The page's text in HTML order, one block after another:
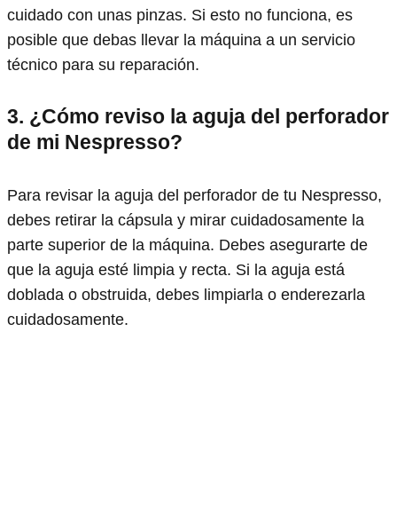
cuidado con unas pinzas. Si esto no funciona, es
posible que debas llevar la máquina a un servicio
técnico para su reparación.
3. ¿Cómo reviso la aguja del perforador
de mi Nespresso?
Para revisar la aguja del perforador de tu Nespresso,
debes retirar la cápsula y mirar cuidadosamente la
parte superior de la máquina. Debes asegurarte de
que la aguja esté limpia y recta. Si la aguja está
doblada o obstruida, debes limpiarla o enderezarla
cuidadosamente.